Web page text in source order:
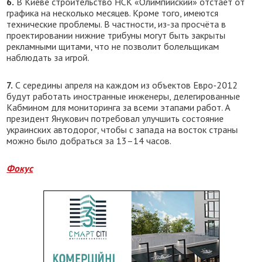
графика на несколько месяцев. Кроме того, имеются
технические проблемы. В частности, из-за просчёта в
проектировании нижние трибуны могут быть закрыты
рекламными щитами, что не позволит болельщикам
наблюдать за игрой.
7. С середины апреля на каждом из объектов Евро-2012
будут работать иностранные инженеры, делегированные
Кабмином для мониторинга за всеми этапами работ. А
президент Янукович потребовал улучшить состояние
украинских автодорог, чтобы с запада на восток страны
можно было добраться за 13–14 часов.
Фокус